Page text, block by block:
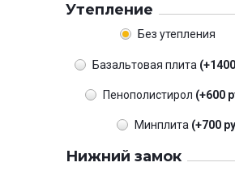
Утепление
Без утепления
Базальтовая плита
Пенополистирол (+600
Минплита (+700
Нижний замок